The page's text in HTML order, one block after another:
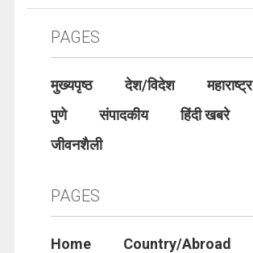
PAGES
मुख्यपृष्ठ देश/विदेश
महाराष्ट्र
पुणे
संपादकीय
हिंदी खबरे
जीवनशैली
PAGES
Home
Country/Abroad